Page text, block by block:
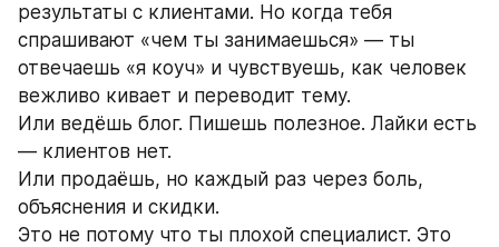
результаты с клиентами. Но когда тебя
спрашивают «чем ты занимаешься» — ты
отвечаешь «я коуч» и чувствуешь, как человек
вежливо кивает и переводит тему.
Или ведёшь блог. Пишешь полезное. Лайки есть
— клиентов нет.
Или продаёшь, но каждый раз через боль,
объяснения и скидки.
Это не потому что ты плохой специалист. Это